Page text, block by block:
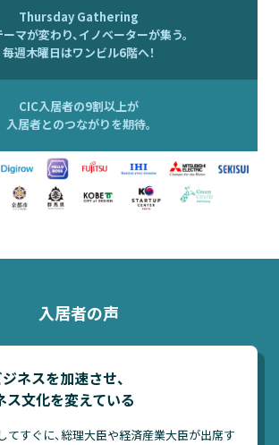
Thursday Gathering
マが変わり、イノベーターが集う。
毎週木曜日はワンビル6階へ！
CIC入居者の9割以上が
入居者とのつながりを期待。
入居者の声
ネスを加速させ、
ス文化を変えている
てすぐに、総理大臣や経済産業大臣が出席す